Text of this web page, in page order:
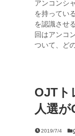
アンコンシ
を持ってい
を認識させ
回はアンコ
ついて、ど
OJTト
人選が
2019/7/4